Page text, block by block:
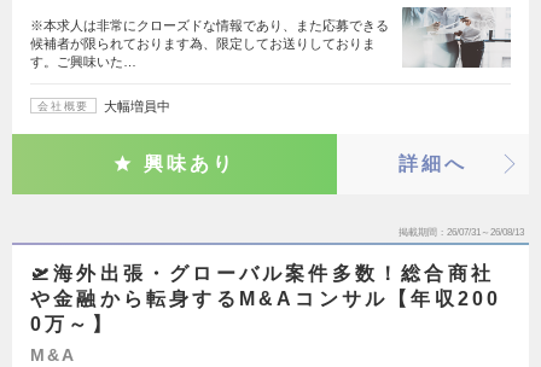
※本求人は非常にクローズドな情報であり、また応募できる
候補者が限られております為、限定してお送りしておりま
す。ご興味いた…
会社概要 大幅増員中
興味あり 詳細へ
掲載期間 26/07/31～26/08/13
🛫海外出張・グローバル案件多数！総合商社
や金融から転身するM&Aコンサル【年収200
0万～】
M&A